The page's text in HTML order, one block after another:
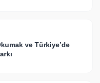
ve Türkiye’de